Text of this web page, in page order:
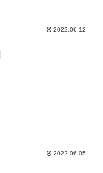
2022.06.12
2022.06.05